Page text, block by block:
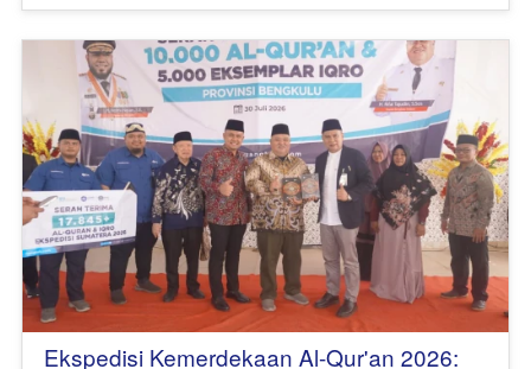
Ekspedisi Kemerdekaan Al-Qur'an 2026: